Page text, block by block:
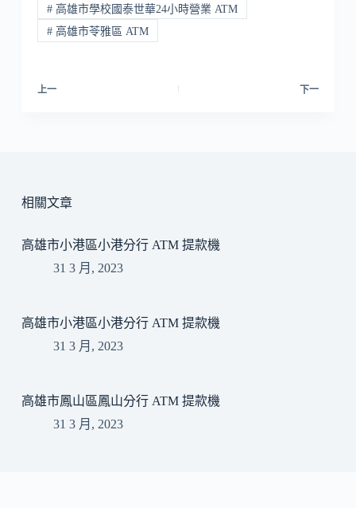
#高雄市學校國泰世華24小時營業 ATM
#高雄市苓雅區 ATM
上一 下一
相關文章
高雄市小港區小港分行 ATM 提款機
31 3 月, 2023
高雄市小港區小港分行 ATM 提款機
31 3 月, 2023
高雄市鳳山區鳳山分行 ATM 提款機
31 3 月, 2023